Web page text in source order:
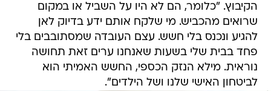
הקיבוץ. "כלומר, הם לא היו על השביל או במקום
שרואים מהכביש. מי שלקח אותם ידע בדיוק לאן
להגיע ונכנס בלי חשש. עצם העובדה שמסתובבים בלי
פחד בבית שלי בשעות שאנחנו ערים זאת תחושה
נוראית. מילא הנזק הכספי, החשש האמיתי הוא
לביטחון האישי שלנו ושל הילדים".